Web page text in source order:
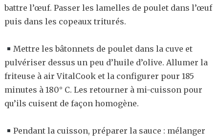
battre l’œuf. Passer les lamelles de poulet dans l’œuf
puis dans les copeaux triturés.
Mettre les bâtonnets de poulet dans la cuve et
pulvériser dessus un peu d’huile d’olive. Allumer la
friteuse à air VitalCook et la configurer pour 185
minutes à 180° C. Les retourner à mi-cuisson pour
qu’ils cuisent de façon homogène.
Pendant la cuisson, préparer la sauce : mélanger